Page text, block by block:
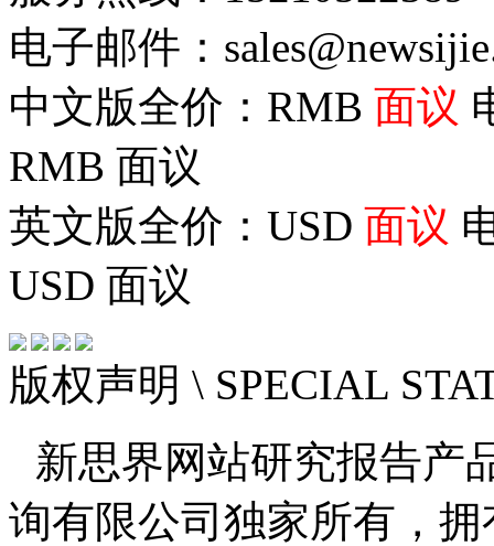
电子邮件：
中文版全价：RMB 面议
RMB 面议
英文版全价：USD 面议
USD 面议
版权声明 \ SPECIAL
新思界网站研究报告产
询有限公司独家所有，